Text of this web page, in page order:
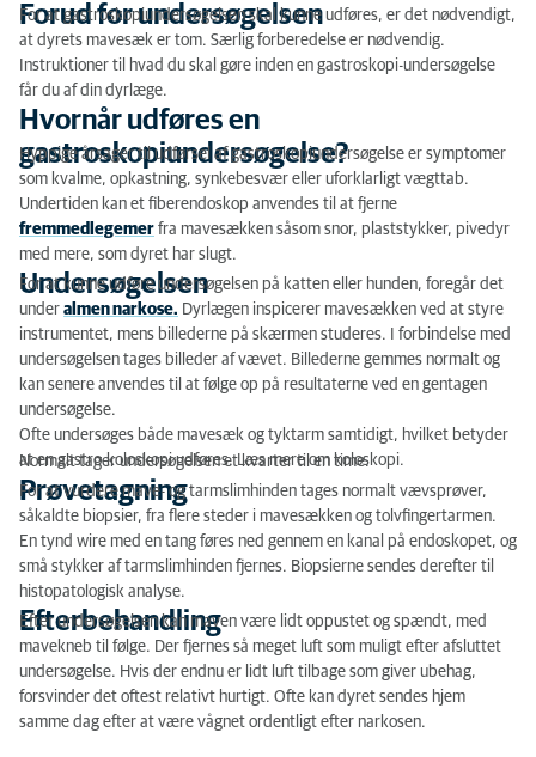
Forud for undersøgelsen
Hvornår udføres en gastroskopiundersøgelse?
Undersøgelsen
Prøvetagning
Efterbehandling
Forud for undersøgelsen
For at gastroskopiundersøgelsen skal kunne udføres, er det nødvendigt,
at dyrets mavesæk er tom. Særlig forberedelse er nødvendig.
Instruktioner til hvad du skal gøre inden en gastroskopi-undersøgelse
får du af din dyrlæge.
Hvornår udføres en
gastroskopiundersøgelse?
Hyppige årsager til udførsel af gastroskopiundersøgelse er symptomer
som kvalme, opkastning, synkebesvær eller uforklarligt vægttab.
Undertiden kan et fiberendoskop anvendes til at fjerne
fremmedlegemer fra mavesækken såsom snor, plaststykker, pivedyr
med mere, som dyret har slugt.
Undersøgelsen
For at kunne udføre undersøgelsen på katten eller hunden, foregår det
under almen narkose. Dyrlægen inspicerer mavesækken ved at styre
instrumentet, mens billederne på skærmen studeres. I forbindelse med
undersøgelsen tages billeder af vævet. Billederne gemmes normalt og
kan senere anvendes til at følge op på resultaterne ved en gentagen
undersøgelse.
Ofte undersøges både mavesæk og tyktarm samtidigt, hvilket betyder
at en gastro-koloskopi udføres. Læs mere om koloskopi.
Normalt tager undersøgelsen et kvarter til en time.
Prøvetagning
For at vurdere mave- og tarmslimhinden tages normalt vævsprøver,
såkaldte biopsier, fra flere steder i mavesækken og tolvfingertarmen.
En tynd wire med en tang føres ned gennem en kanal på endoskopet, og
små stykker af tarmslimhinden fjernes. Biopsierne sendes derefter til
histopatologisk analyse.
Efterbehandling
Efter undersøgelsen kan maven være lidt oppustet og spændt, med
mavekneb til følge. Der fjernes så meget luft som muligt efter afsluttet
undersøgelse. Hvis der endnu er lidt luft tilbage som giver ubehag,
forsvinder det oftest relativt hurtigt. Ofte kan dyret sendes hjem
samme dag efter at være vågnet ordentligt efter narkosen.